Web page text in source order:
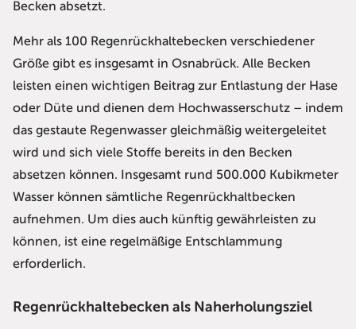
Becken absetzt.
Mehr als 100 Regenrückhaltebecken verschiedener
Größe gibt es insgesamt in Osnabrück. Alle Becken
leisten einen wichtigen Beitrag zur Entlastung der Hase
oder Düte und dienen dem Hochwasserschutz – indem
das gestaute Regenwasser gleichmäßig weitergeleitet
wird und sich viele Stoffe bereits in den Becken
absetzen können. Insgesamt rund 500.000 Kubikmeter
Wasser können sämtliche Regenrückhaltbecken
aufnehmen. Um dies auch künftig gewährleisten zu
können, ist eine regelmäßige Entschlammung
erforderlich.
Regenrückhaltebecken als Naherholungsziel